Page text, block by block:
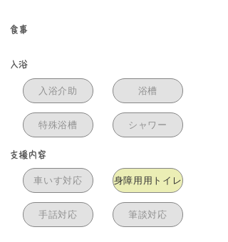
食事
入浴
入浴介助
特殊浴槽
浴槽
シャワー
支援内容
車いす対応
手話対応
身障用用トイレ
筆談対応